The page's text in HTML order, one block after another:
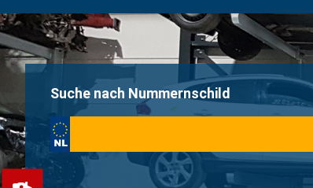
Suche nach Nummernschild